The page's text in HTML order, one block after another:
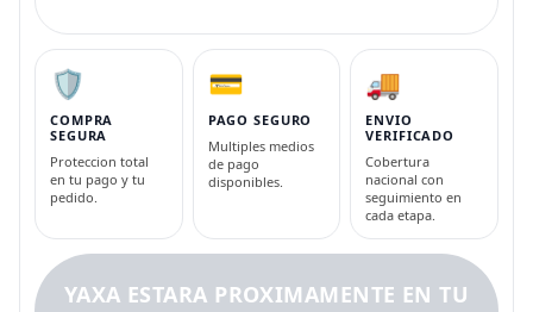
🛡️
COMPRA
SEGURA
Proteccion total
en tu pago y tu
pedido.
💳
PAGO SEGURO
Multiples medios
de pago
disponibles.
🚚
ENVIO
VERIFICADO
Cobertura
nacional con
seguimiento en
cada etapa.
YAXA ESTARA PROXIMAMENTE EN TU